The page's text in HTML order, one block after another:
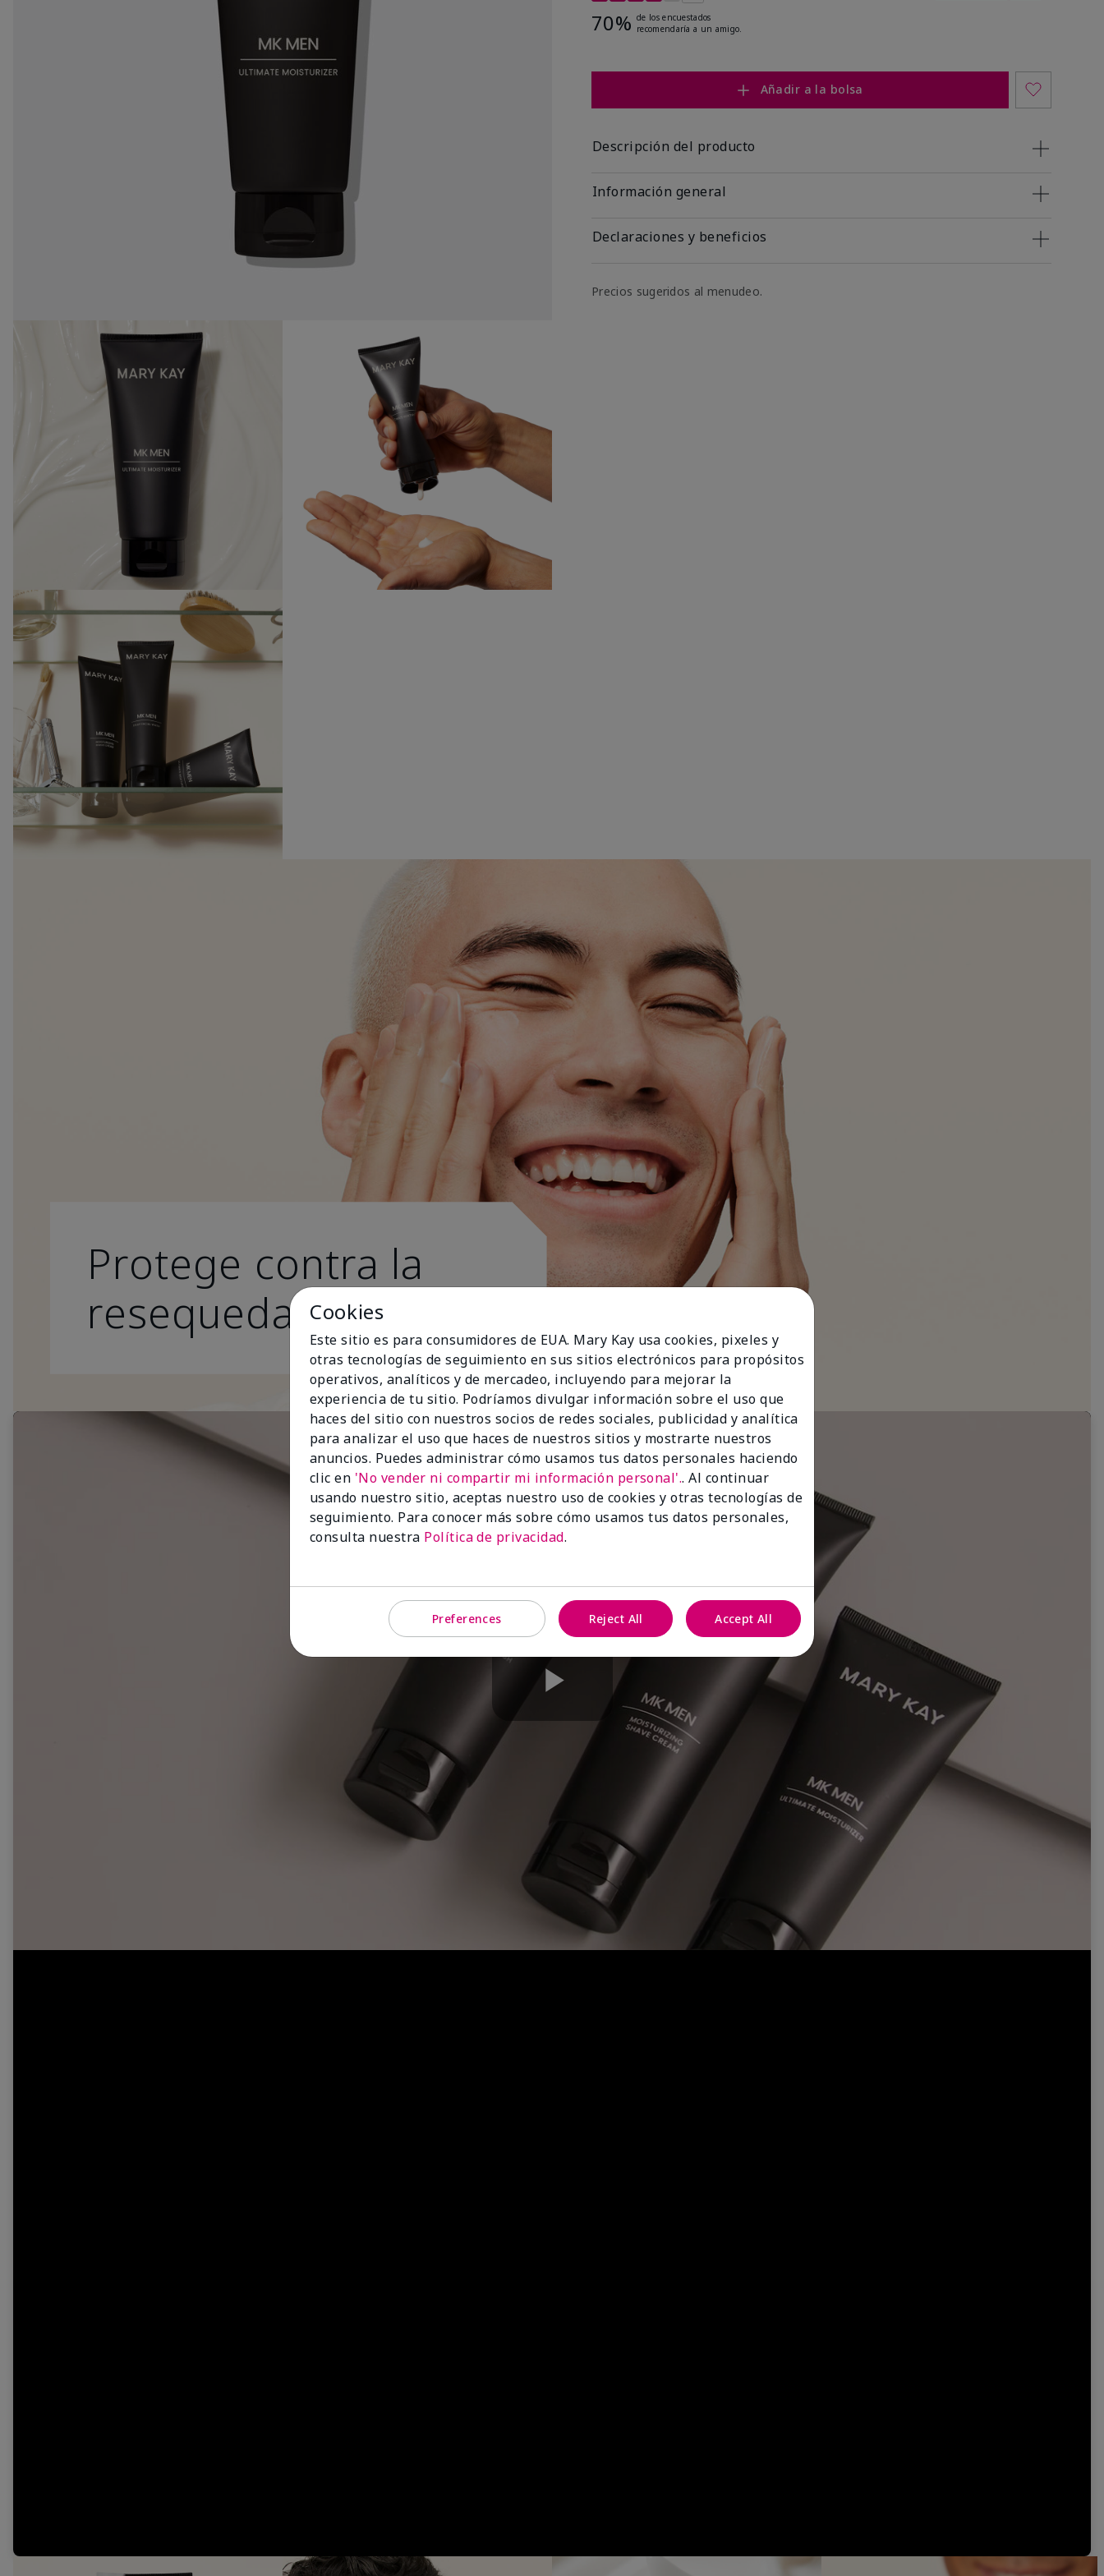
70% de los encuestados
recomendaría a un amigo.
Añadir a la bolsa
Descripción del producto
Información general
Declaraciones y beneficios
Precios sugeridos al menudeo.
Protege contra la
resequedad.
Play
Video
Cookies
Este sitio es para consumidores de EUA. Mary Kay usa cookies, pixeles y
otras tecnologías de seguimiento en sus sitios electrónicos para propósitos
operativos, analíticos y de mercadeo, incluyendo para mejorar la
experiencia de tu sitio. Podríamos divulgar información sobre el uso que
haces del sitio con nuestros socios de redes sociales, publicidad y analítica
para analizar el uso que haces de nuestros sitios y mostrarte nuestros
anuncios. Puedes administrar cómo usamos tus datos personales haciendo
clic en 'No vender ni compartir mi información personal'.. Al continuar
usando nuestro sitio, aceptas nuestro uso de cookies y otras tecnologías de
seguimiento. Para conocer más sobre cómo usamos tus datos personales,
consulta nuestra Política de privacidad.
Preferences Reject All Accept All